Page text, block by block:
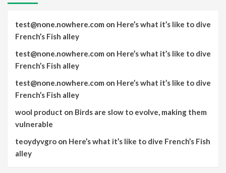
test@none.nowhere.com on Here’s what it’s like to dive
French’s Fish alley
test@none.nowhere.com on Here’s what it’s like to dive
French’s Fish alley
test@none.nowhere.com on Here’s what it’s like to dive
French’s Fish alley
wool product on Birds are slow to evolve, making them
vulnerable
teoydyvgro on Here’s what it’s like to dive French’s Fish
alley